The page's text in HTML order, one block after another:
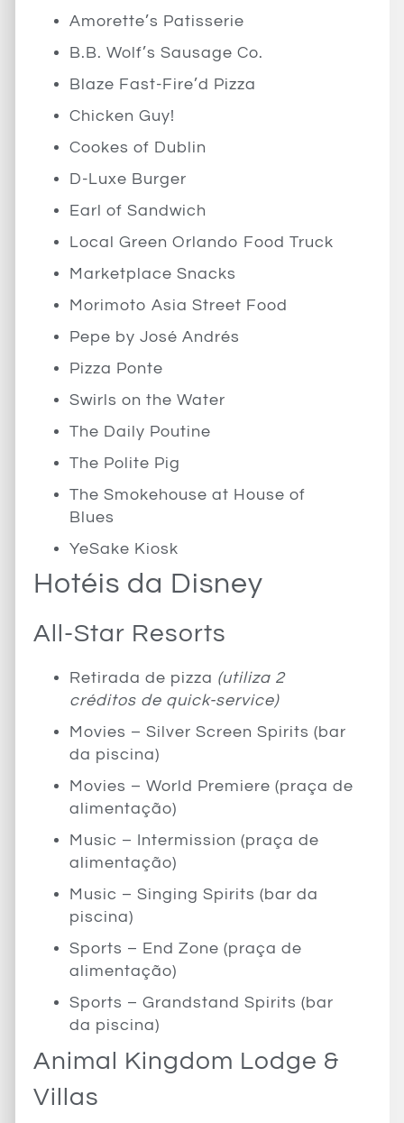
Amorette’s Patisserie
B.B. Wolf’s Sausage Co.
Blaze Fast-Fire’d Pizza
Chicken Guy!
Cookes of Dublin
D-Luxe Burger
Earl of Sandwich
Local Green Orlando Food Truck
Marketplace Snacks
Morimoto Asia Street Food
Pepe by José Andrés
Pizza Ponte
Swirls on the Water
The Daily Poutine
The Polite Pig
The Smokehouse at House of
Blues
YeSake Kiosk
Hotéis da Disney
All-Star Resorts
Retirada de pizza (utiliza 2
créditos de quick-service)
Movies – Silver Screen Spirits (bar
da piscina)
Movies – World Premiere (praça de
alimentação)
Music – Intermission (praça de
alimentação)
Music – Singing Spirits (bar da
piscina)
Sports – End Zone (praça de
alimentação)
Sports – Grandstand Spirits (bar
da piscina)
Animal Kingdom Lodge &
Villas